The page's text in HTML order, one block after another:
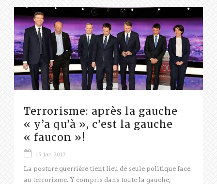
Terrorisme: après la gauche
« y’a qu’à », c’est la gauche
« faucon »!
15 Jan 2017
La posture guerrière tient lieu de seule politique face
au terrorisme. Y compris dans toute la gauche,